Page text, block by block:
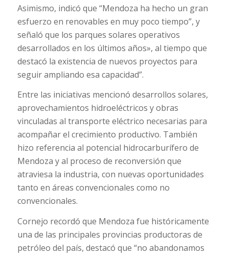
Asimismo, indicó que “Mendoza ha hecho un gran
esfuerzo en renovables en muy poco tiempo”, y
señaló que los parques solares operativos
desarrollados en los últimos años», al tiempo que
destacó la existencia de nuevos proyectos para
seguir ampliando esa capacidad”.
Entre las iniciativas mencionó desarrollos solares,
aprovechamientos hidroeléctricos y obras
vinculadas al transporte eléctrico necesarias para
acompañar el crecimiento productivo. También
hizo referencia al potencial hidrocarburífero de
Mendoza y al proceso de reconversión que
atraviesa la industria, con nuevas oportunidades
tanto en áreas convencionales como no
convencionales.
Cornejo recordó que Mendoza fue históricamente
una de las principales provincias productoras de
petróleo del país, destacó que “no abandonamos